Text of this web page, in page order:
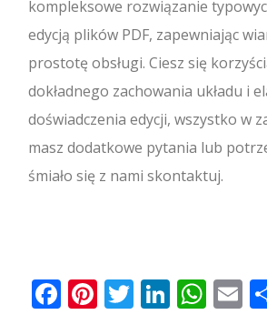
kompleksowe rozwiązanie
edycją plików PDF, zapewniając
prostotę obsługi. Ciesz się
dokładnego zachowania układu i
doświadczenia edycji, wszystko w
masz dodatkowe pytania lub
śmiało się z nami skontaktuj.
Facebook
Pinterest
Twitter